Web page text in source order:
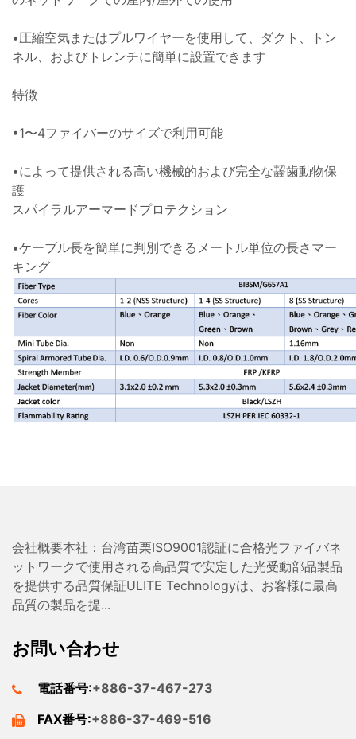
•圧縮空気またはプルワイヤーを使用して、ダクト、トン
ネル、およびトレンチに簡単に設置できます
特徴
•1〜4ファイバーのサイズで利用可能
•によって提供される高い機械的および完全な齧歯動物保
護
スパイラルアーマードプロテクション
•ケーブル長を簡単に判別できるメートル単位の長さマー
キング
会社概要本社：台湾苗栗ISO9001認証に合格光ファイバネ
ットワークで使用される高品質で安定した光受動部品製品
を提供する品質保証ULITE Technologyは、お客様に最高
品質の製品を提...
お問い合わせ
電話番号:+886-37-467-273
FAX番号:+886-37-469-516